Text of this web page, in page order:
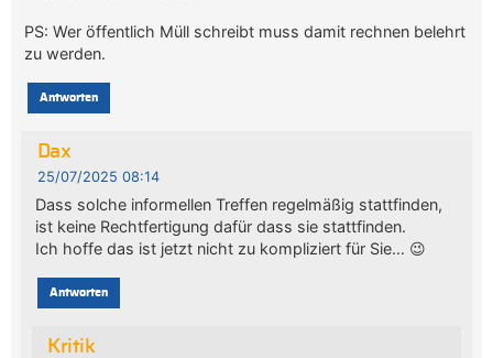
PS: Wer öffentlich Müll schreibt muss damit rechnen belehrt
zu werden.
Antworten
Dax
25/07/2025 08:14
Dass solche informellen Treffen regelmäßig stattfinden,
ist keine Rechtfertigung dafür dass sie stattfinden.
Ich hoffe das ist jetzt nicht zu kompliziert für Sie… 😉
Antworten
Kritik